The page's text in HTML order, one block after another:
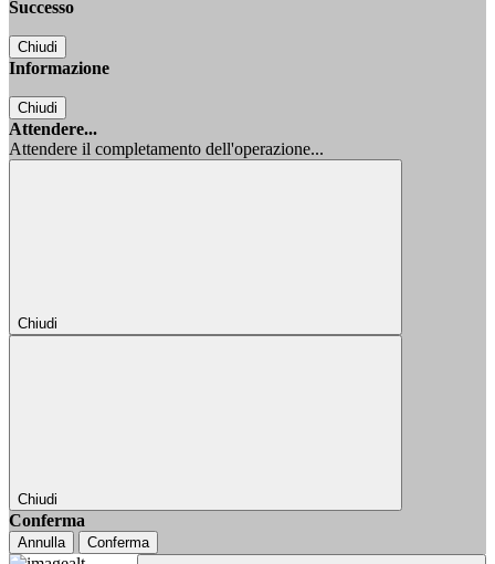
Successo
Chiudi
Informazione
Chiudi
Attendere...
Attendere il completamento dell'operazione...
Chiudi
Chiudi
Conferma
Annulla Conferma